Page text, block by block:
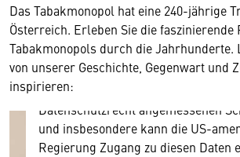
Das Tabakmonopol hat eine 240-jährige
Österreich. Erleben Sie die faszinierende
Tabakmonopols durch die Jahrhunderte.
von unserer Geschichte, Gegenwart und
inspirieren:
Ihre Zustimmung, da Ihr Browser
personenbezogene technische Daten
und Nutzerverhalten mitunter mit
amerikanischen Anbietern
Diese Daten unterliegen keinem dem
Datenschutzrecht angemessenen
und insbesondere kann die US-
Regierung Zugang zu diesen Daten